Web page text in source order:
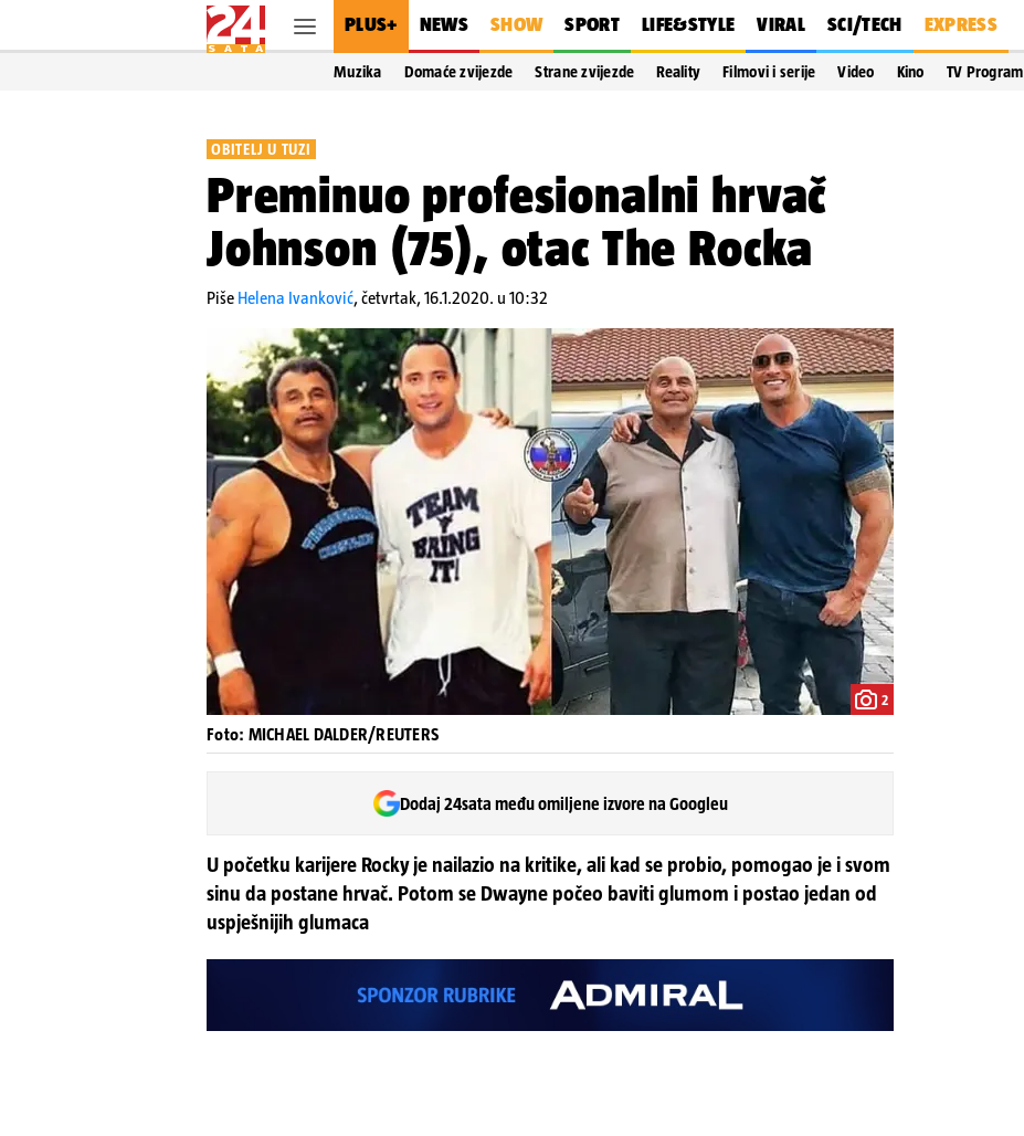
PLUS+ NEWS SHOW SPORT LIFE&STYLE VIRAL SCI/TECH EXPRESS
Muzika Domaće zvijezde Strane zvijezde Reality Filmovi i serije Video Kino TV Program
OBITELJ U TUZI
Preminuo profesionalni hrvač
Johnson (75), otac The Rocka
Piše Helena Ivanković,četvrtak, 16.1.2020. u 10:32
2
Foto: MICHAEL DALDER/REUTERS
Dodaj 24sata među omiljene izvore na Googleu
U početku karijere Rocky je nailazio na kritike, ali kad se probio, pomogao je i svom
sinu da postane hrvač. Potom se Dwayne počeo baviti glumom i postao jedan od
uspješnijih glumaca